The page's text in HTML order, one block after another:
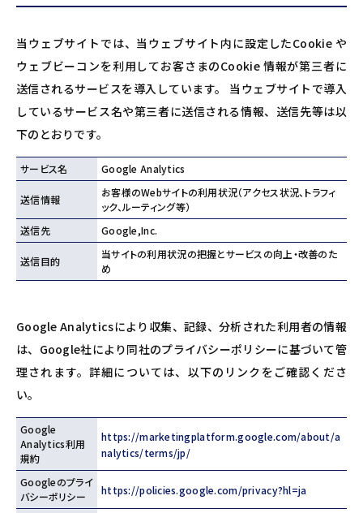
当ウェブサイトでは、当ウェブサイト内に設定したCookie や
ウェブビーコンを利用してお客さまのCookie 情報が第三者に
送信されるサービスを導入しています。 当ウェブサイトで導入
しているサービス名や第三者に送信される情報、送信先等は以
下のとおりです。
サービス名 Google Analytics
送信情報
お客様のWebサイトの利用状況（アクセス状況、トラフィ
ック、ルーティング等）
送信先
Google,Inc.
送信目的
当サイトの利用状況の把握とサービスの向上・改善のた
め
Google Analyticsにより収集、記録、分析された利用者の情報
は、Google社により同社のプライバシーポリシーに基づいて管
理されます。詳細については、以下のリンクをご確認くださ
い。
Google
Analytics利用
規約
https://marketingplatform.google.com/about/a
nalytics/terms/jp/
Googleのプライ
バシーポリシー
https://policies.google.com/privacy?hl=ja